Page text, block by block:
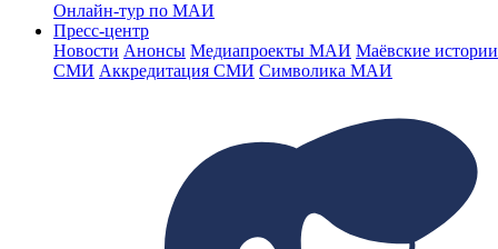
Онлайн-тур по МАИ
Пресс-центр
Новости Анонсы Медиапроекты МАИ Маёвские
СМИ Аккредитация СМИ Символика МАИ